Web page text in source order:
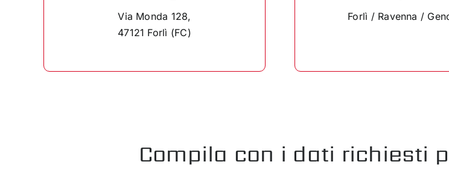
Via Monda 128,
47121 Forlì (FC)
Forlì / Ravenna /
Compila con i dati richiesti